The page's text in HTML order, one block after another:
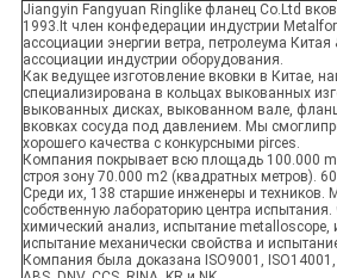
Jiangyin Fangyuan Ringlike фланец Co.Ltd
1993.It член конфедерации индустрии
ассоциации энергии ветра, петролеума Китая
ассоциации индустрии оборудования.
Как ведущее изготовление вковки в Китае,
специализирована в кольцах выкованных
выкованных дисках, выкованном вале,
вковках сосуда под давлением. Мы
хорошего качества с конкурсными pirces.
Компания покрывает всю площадь 100.000
строя зону 70.000 m2 (квадратных метров).
Среди их, 138 старшие инженеры и
собственную лабораторию центра испытания.
химический анализ, испытание metalloscope,
испытание механически свойства и
Компания была доказана ISO9001, ISO14001,